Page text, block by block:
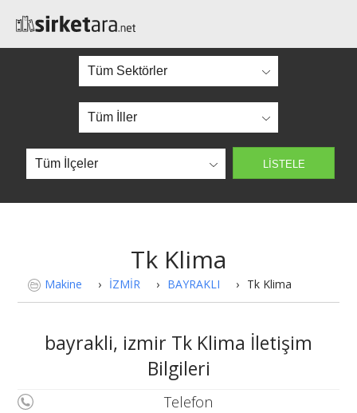
Tk Klima
Makine › İZMİR › BAYRAKLI › Tk Klima
bayrakli, izmir Tk Klima İletişim
Bilgileri
Telefon